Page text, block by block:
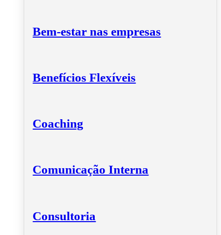
Bem-estar nas empresas
Benefícios Flexíveis
Coaching
Comunicação Interna
Consultoria